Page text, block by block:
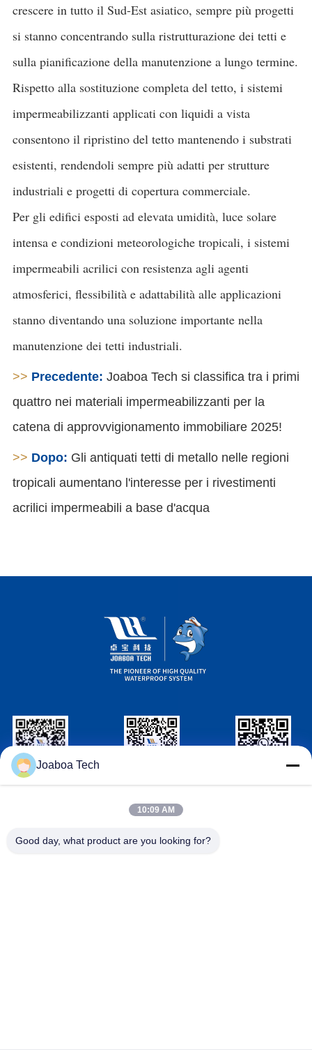
crescere in tutto il Sud-Est asiatico, sempre più progetti
si stanno concentrando sulla ristrutturazione dei tetti e
sulla pianificazione della manutenzione a lungo termine.
Rispetto alla sostituzione completa del tetto, i sistemi
impermeabilizzanti applicati con liquidi a vista
consentono il ripristino del tetto mantenendo i substrati
esistenti, rendendoli sempre più adatti per strutture
industriali e progetti di copertura commerciale.
Per gli edifici esposti ad elevata umidità, luce solare
intensa e condizioni meteorologiche tropicali, i sistemi
impermeabili acrilici con resistenza agli agenti
atmosferici, flessibilità e adattabilità alle applicazioni
stanno diventando una soluzione importante nella
manutenzione dei tetti industriali.
>> Precedente: Joaboa Tech si classifica tra i primi
quattro nei materiali impermeabilizzanti per la
catena di approvvigionamento immobiliare 2025!
>> Dopo: Gli antiquati tetti di metallo nelle regioni
tropicali aumentano l'interesse per i rivestimenti
acrilici impermeabili a base d'acqua
Wechat Identificazione
Contattici
Joaboa Tech
10:09 AM
Good day, what product are you looking for?